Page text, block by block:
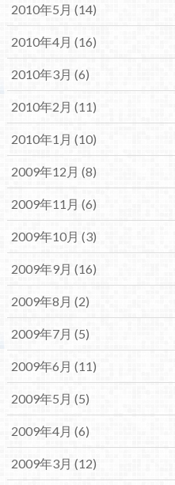
2010年5月 (14)
2010年4月 (16)
2010年3月 (6)
2010年2月 (11)
2010年1月 (10)
2009年12月 (8)
2009年11月 (6)
2009年10月 (3)
2009年9月 (16)
2009年8月 (2)
2009年7月 (5)
2009年6月 (11)
2009年5月 (5)
2009年4月 (6)
2009年3月 (12)